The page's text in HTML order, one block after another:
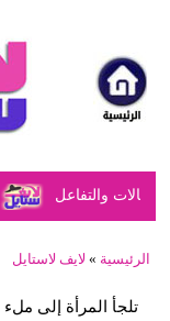
والتفاعل
الرئيسية » لايف لاستايل
تلجأ المرأة إلى ملء